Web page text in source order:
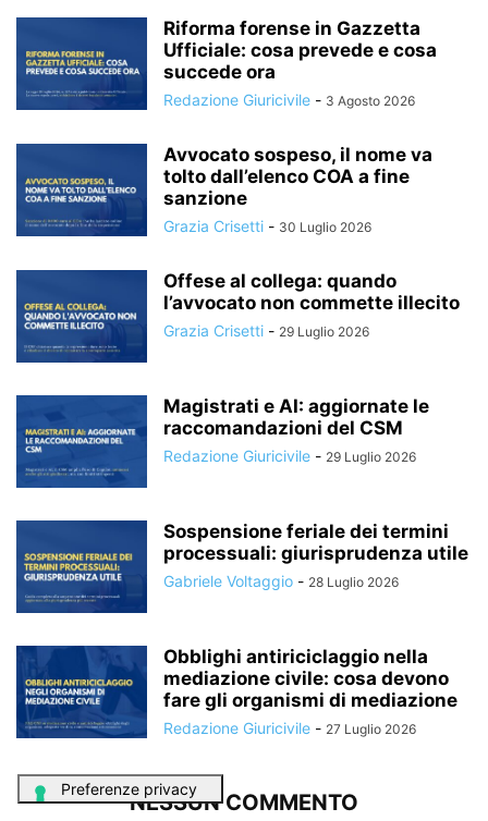
Riforma forense in Gazzetta
Ufficiale: cosa prevede e cosa
succede ora
Redazione Giuricivile - 3 Agosto 2026
Avvocato sospeso, il nome va
tolto dall’elenco COA a fine
sanzione
Grazia Crisetti - 30 Luglio 2026
Offese al collega: quando
l’avvocato non commette illecito
Grazia Crisetti - 29 Luglio 2026
Magistrati e AI: aggiornate le
raccomandazioni del CSM
Redazione Giuricivile - 29 Luglio 2026
Sospensione feriale dei termini
processuali: giurisprudenza utile
Gabriele Voltaggio - 28 Luglio 2026
Obblighi antiriciclaggio nella
mediazione civile: cosa devono
fare gli organismi di mediazione
Redazione Giuricivile - 27 Luglio 2026
NESSUN COMMENTO